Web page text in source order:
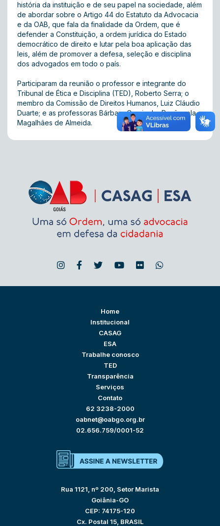
história da instituição e de seu papel na sociedade, além
de abordar sobre o Artigo 44 do Estatuto da Advocacia
e da OAB, que fala da finalidade da Ordem, que é
defender a Constituição, a ordem jurídica do Estado
democrático de direito e lutar pela boa aplicação das
leis, além de promover a defesa, seleção e disciplina
dos advogados em todo o país.
Participaram da reunião o professor e integrante do
Tribunal de Ética e Disciplina (TED), Roberto Serra; o
membro da Comissão de Direitos Humanos, Luiz Cláudio
Duarte; e as professoras Bárbara Cruvinel e Rosângela
Magalhâes de Almeida.
Home
Institucional
CASAG
ESA
Trabalhe conosco
TED
Transparência
Serviços
Contato
62 3238-2000
oabnet@oabgo.org.br
02.656.759/0001-52
Rua 1121, nº 200, Setor Marista
Goiânia-GO
CEP: 74175-120
Cx. Postal 15, BRASIL